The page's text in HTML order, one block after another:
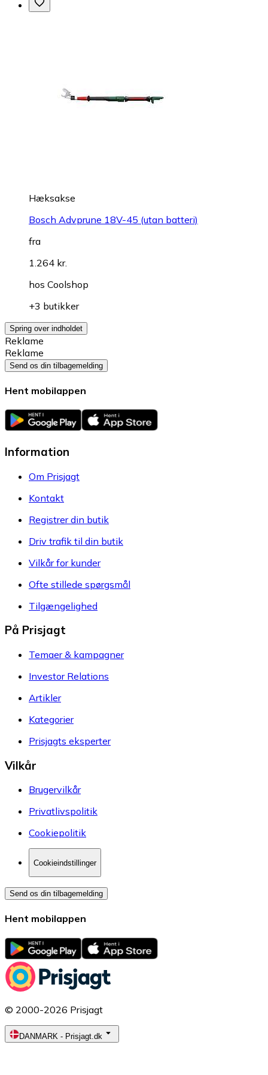
Hæksakse
Bosch Advprune 18V-45 (utan batteri)
fra
1.264 kr.
hos Coolshop
+3 butikker
Spring over indholdet
Reklame
Reklame
Send os din tilbagemelding
Hent mobilappen
Information
Om Prisjagt
Kontakt
Registrer din butik
Driv trafik til din butik
Vilkår for kunder
Ofte stillede spørgsmål
Tilgængelighed
På Prisjagt
Temaer & kampagner
Investor Relations
Artikler
Kategorier
Prisjagts eksperter
Vilkår
Brugervilkår
Privatlivspolitik
Cookiepolitik
Cookieindstillinger
Send os din tilbagemelding
Hent mobilappen
© 2000-2026 Prisjagt
DANMARK - Prisjagt.dk